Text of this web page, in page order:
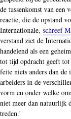
de tussenkomst van een
reactie, die de opstand
Internationale, schreef
verstand ziet de
handelend als een
tot tijd opdracht geeft
feite niets anders dan de
arbeiders in de
vorm en onder welke
niet meer dan natuurlijk
treden.'